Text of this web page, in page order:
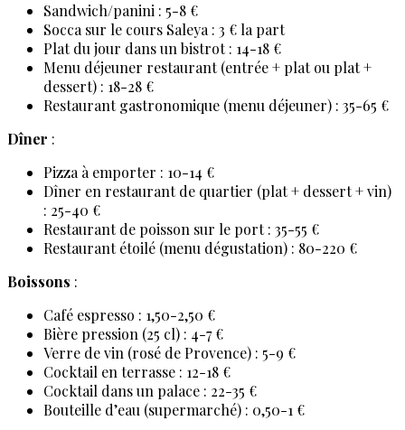
Sandwich/panini : 5-8 €
Socca sur le cours Saleya : 3 € la part
Plat du jour dans un bistrot : 14-18 €
Menu déjeuner restaurant (entrée + plat ou plat +
dessert) : 18-28 €
Restaurant gastronomique (menu déjeuner) : 35-65 €
Dîner :
Pizza à emporter : 10-14 €
Dîner en restaurant de quartier (plat + dessert + vin)
: 25-40 €
Restaurant de poisson sur le port : 35-55 €
Restaurant étoilé (menu dégustation) : 80-220 €
Boissons :
Café espresso : 1,50-2,50 €
Bière pression (25 cl) : 4-7 €
Verre de vin (rosé de Provence) : 5-9 €
Cocktail en terrasse : 12-18 €
Cocktail dans un palace : 22-35 €
Bouteille d’eau (supermarché) : 0,50-1 €